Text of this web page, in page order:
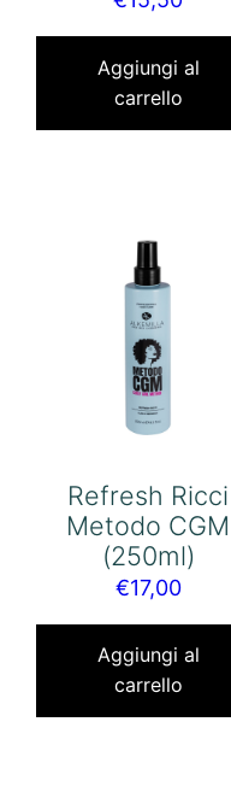
Aggiungi al
carrello
Refresh Ricci
Metodo CGM
(250ml)
€17,00
Aggiungi al
carrello